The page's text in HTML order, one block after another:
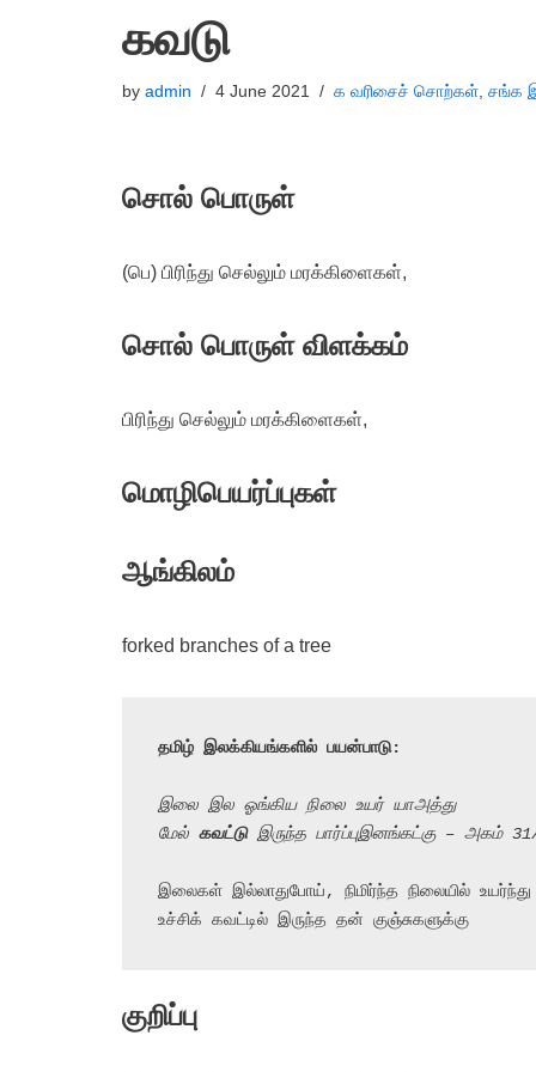
கவடு
by admin 4 June 2021 க வரிசைச் சொற்கள் சங்க
சொல் பொருள்
(பெ) பிரிந்து செல்லும் மரக்கிளைகள்,
சொல் பொருள் விளக்கம்
பிரிந்து செல்லும் மரக்கிளைகள்,
மொழிபெயர்ப்புகள்
ஆங்கிலம்
forked branches of a tree
தமிழ் இலக்கியங்களில் பயன்பாடு:
இலை இல ஓங்கிய நிலை உயர் யாஅத்து
மேல் கவட்டு இருந்த பார்ப்புஇனங்கட்கு – அகம்
இலைகள் இல்லாதுபோய், நிமிர்ந்த நிலையில் உயர்ந்து
உச்சிக் கவட்டில் இருந்த தன் குஞ்சுகளுக்கு
குறிப்பு